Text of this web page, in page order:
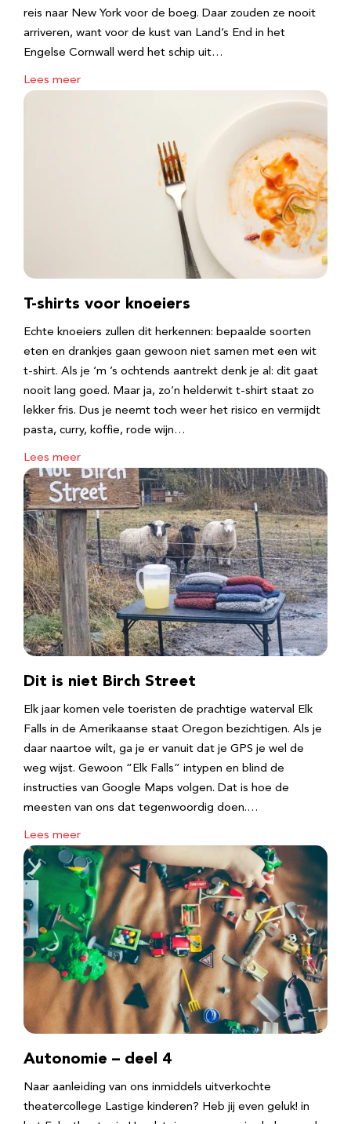
reis naar New York voor de boeg. Daar zouden ze nooit
arriveren, want voor de kust van Land’s End in het
Engelse Cornwall werd het schip uit…
Lees meer
T-shirts voor knoeiers
Echte knoeiers zullen dit herkennen: bepaalde soorten
eten en drankjes gaan gewoon niet samen met een wit
t-shirt. Als je ‘m ’s ochtends aantrekt denk je al: dit gaat
nooit lang goed. Maar ja, zo’n helderwit t-shirt staat zo
lekker fris. Dus je neemt toch weer het risico en vermijdt
pasta, curry, koffie, rode wijn…
Lees meer
Dit is niet Birch Street
Elk jaar komen vele toeristen de prachtige waterval Elk
Falls in de Amerikaanse staat Oregon bezichtigen. Als je
daar naartoe wilt, ga je er vanuit dat je GPS je wel de
weg wijst. Gewoon “Elk Falls” intypen en blind de
instructies van Google Maps volgen. Dat is hoe de
meesten van ons dat tegenwoordig doen.…
Lees meer
Autonomie – deel 4
Naar aanleiding van ons inmiddels uitverkochte
theatercollege Lastige kinderen? Heb jij even geluk! in